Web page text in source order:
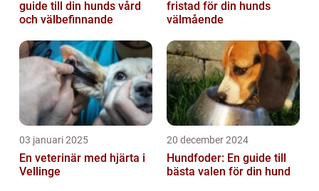
guide till din hunds vård
och välbefinnande
fristad för din hunds
välmående
03 januari 2025
En veterinär med hjärta i
Vellinge
20 december 2024
Hundfoder: En guide till
bästa valen för din hund